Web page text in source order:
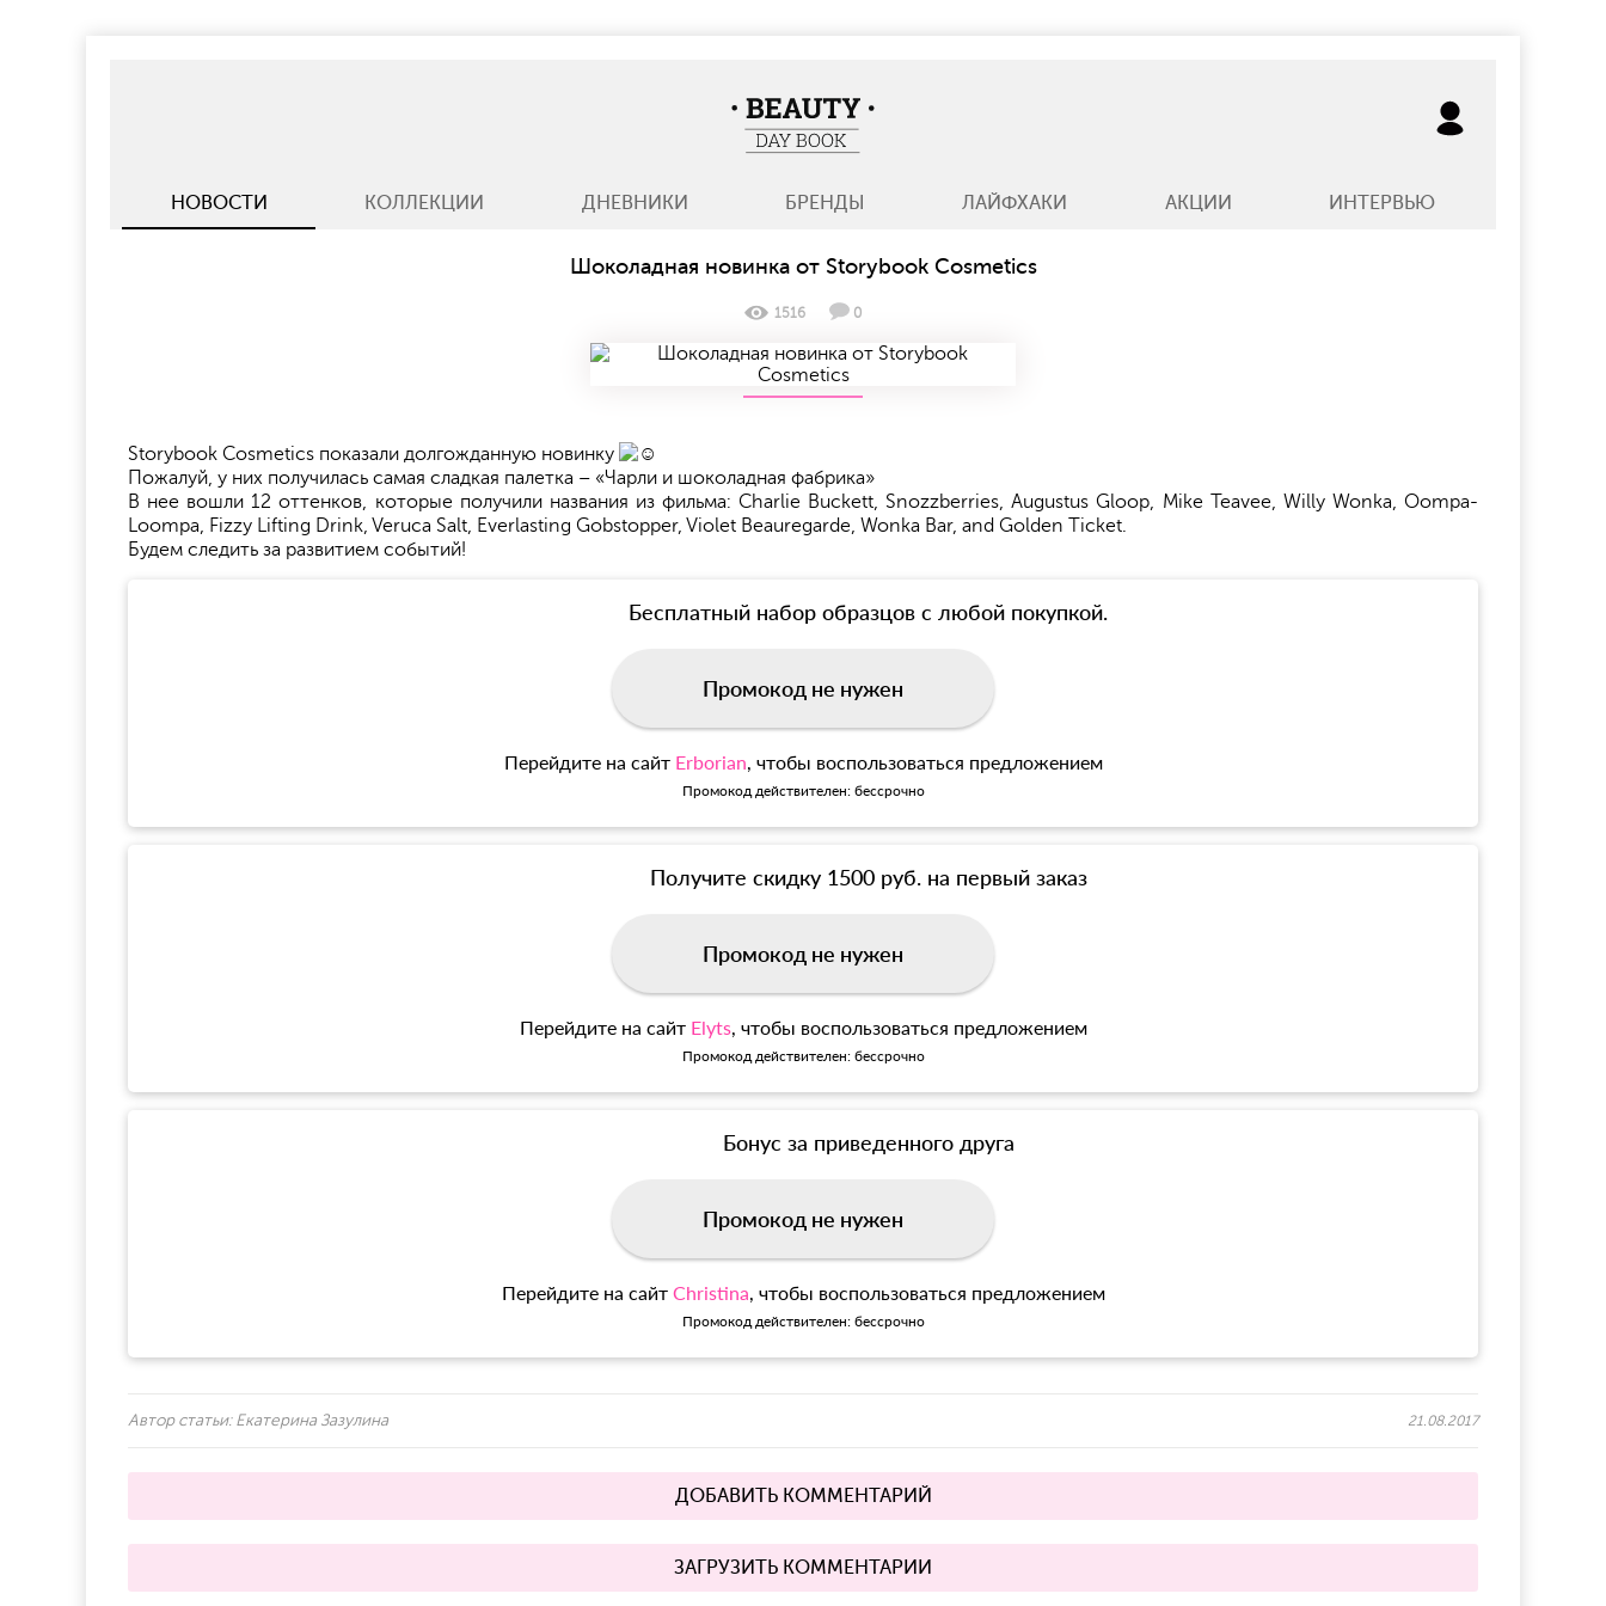
НОВОСТИ КОЛЛЕКЦИИ ДНЕВНИКИ БРЕНДЫ ЛАЙФХАКИ АКЦИИ ИНТЕРВЬЮ
BeautyDayBook
Шоколадная новинка от Storybook Cosmetics
1516 0
Storybook Cosmetics показали долгожданную новинку
Пожалуй, у них получилась самая сладкая палетка – «Чарли и шоколадная фабрика»
В нее вошли 12 оттенков, которые получили названия из фильма: Charlie Buckett, Snozzberries, Augustus Gloop, Mike Teavee, Willy Wonka, Oompa-
Loompa, Fizzy Lifting Drink, Veruca Salt, Everlasting Gobstopper, Violet Beauregarde, Wonka Bar, and Golden Ticket.
Будем следить за развитием событий!
Бесплатный набор образцов с любой покупкой.
Промокод не нужен
Перейдите на сайт Erborian, чтобы воспользоваться предложением
Промокод действителен: бессрочно
Получите скидку 1500 руб. на первый заказ
Промокод не нужен
Перейдите на сайт Elyts, чтобы воспользоваться предложением
Промокод действителен: бессрочно
Бонус за приведенного друга
Промокод не нужен
Перейдите на сайт Christina, чтобы воспользоваться предложением
Промокод действителен: бессрочно
Автор статьи: Екатерина Зазулина 21.08.2017
ДОБАВИТЬ КОММЕНТАРИЙ
ЗАГРУЗИТЬ КОММЕНТАРИИ